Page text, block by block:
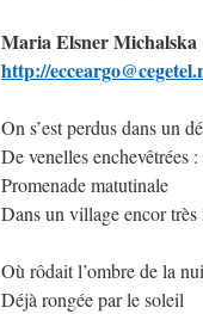
Maria Elsner Michalska
http://
On s’est perdus dans un
De venelles enchevêtrées :
Promenade matutinale
Dans un village encor très
Où rôdait l’ombre de la
Déjà rongée par le soleil